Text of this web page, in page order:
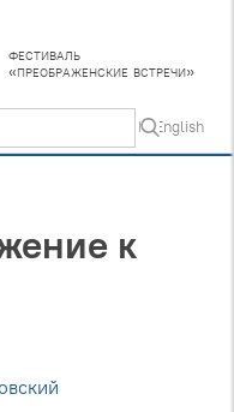
фестиваль
«преображенские встречи»
In English
к